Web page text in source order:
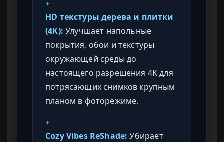
✦
HD текстуры дерева и плитки
(4K): Улучшает напольные
покрытия, обои и текстуры
окружающей среды до
настоящего разрешения 4K для
потрясающих снимков крупным
планом в фоторежиме.
✦
Cozy Vibes ReShade: Убирает